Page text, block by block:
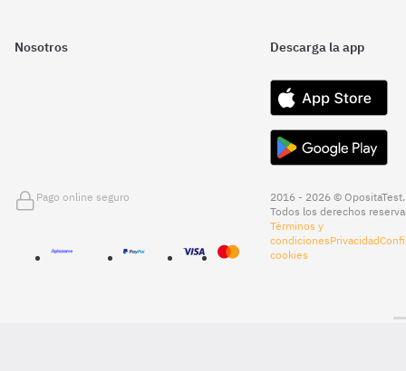
Nosotros Descarga la app
Pago online seguro
2016 - 2026 © OpositaTest.
Todos los derechos
Términos y
condicionesPrivacidad
cookies